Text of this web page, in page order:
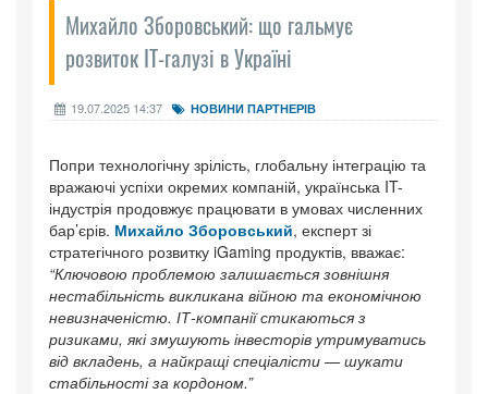
Михайло Зборовський: що гальмує
розвиток IT-галузі в Україні
19.07.2025 14:37 НОВИНИ ПАРТНЕРІВ
Попри технологічну зрілість, глобальну інтеграцію та
вражаючі успіхи окремих компаній, українська IT-
індустрія продовжує працювати в умовах численних
бар’єрів. Михайло Зборовський, експерт зі
стратегічного розвитку iGaming продуктів, вважає:
“Ключовою проблемою залишається зовнішня
нестабільність викликана війною та економічною
невизначеністю. ІТ-компанії стикаються з
ризиками, які змушують інвесторів утримуватись
від вкладень, а найкращі спеціалісти — шукати
стабільності за кордоном.”